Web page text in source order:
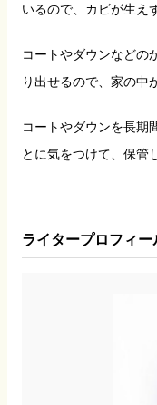
いるので、カビが生え
コートやダウンなどの
り出せるので、家の中
コートやダウンを長期
とに気をつけて、保管
ライタープロフィー